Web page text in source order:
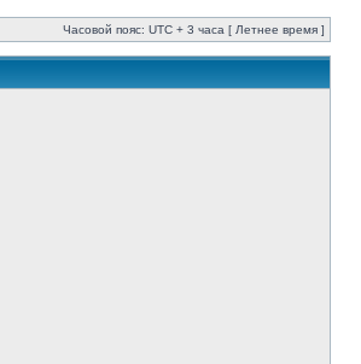
Часовой пояс: UTC + 3 часа [ Летнее время ]